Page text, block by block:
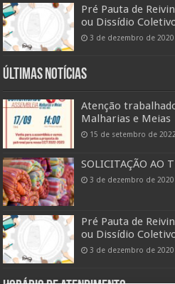
Pré Pauta de
ou Dissídio
3 de dezembro de 2020
Últimas Notícias
Atenção
Malharias e Meias
15 de setembro de
SOLICITAÇÃO AO
3 de dezembro de 2020
Pré Pauta de
ou Dissídio
3 de dezembro de 2020